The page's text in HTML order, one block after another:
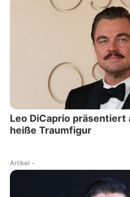
Leo DiCaprio präsentiert
heiße Traumfigur
Artikel -